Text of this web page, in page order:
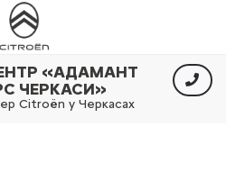
«АДАМАНТ
ЧЕРКАСИ»
Citroën у Черкасах